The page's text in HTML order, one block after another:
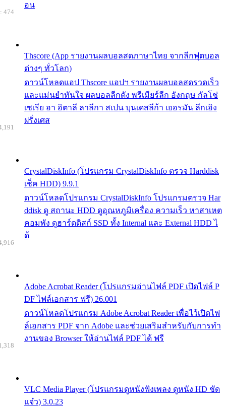
อน
Thscore (App รายงานผลบอลสดภาษาไทย จากลีกฟุตบอล
ต่างๆ ทั่วโลก)
ดาวน์โหลดแอป Thscore แอปฯ รายงานผลบอลสดรวดเร็ว
และแม่นยำทันใจ ผลบอลลีกดัง พรีเมียร์ลีก อังกฤษ กัลโช่
เซเรีย อา อิตาลี ลาลีกา สเปน บุนเดสลีก้า เยอรมัน ลีกเอิง
ฝรั่งเศส
474
CrystalDiskInfo (โปรแกรม CrystalDiskInfo ตรวจ Harddisk
เช็ค HDD) 9.9.1
ดาวน์โหลดโปรแกรม CrystalDiskInfo โปรแกรมตรวจ Har
ddisk ดู สถานะ HDD ดูอุณหภูมิเครื่อง ความเร็ว หาสาเหต
คอมพัง ดูฮาร์ดดิสก์ SSD ทั้ง Internal และ External HDD ไ
ด้
Adobe Acrobat Reader (โปรแกรมอ่านไฟล์ PDF เปิดไฟล์ P
DF ไฟล์เอกสาร ฟรี) 26.001
ดาวน์โหลดโปรแกรม Adobe Acrobat Reader เพื่อไว้เปิดไฟ
ล์เอกสาร PDF จาก Adobe และช่วยเสริมสำหรับกับการทำ
งานของ Browser ให้อ่านไฟล์ PDF ได้ ฟรี
VLC Media Player (โปรแกรมดูหนังฟังเพลง ดูหนัง HD ชัด
แจ๋ว) 3.0.23